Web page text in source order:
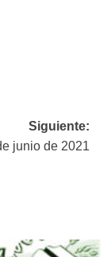
Siguiente:
junio de 2021